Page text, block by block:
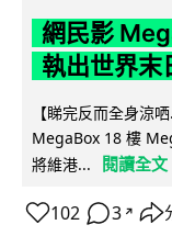
網民影
執出世界末
【睇完反而全身涼
MegaBox 18 樓
將維港...
閱讀全文
102 3 ↗